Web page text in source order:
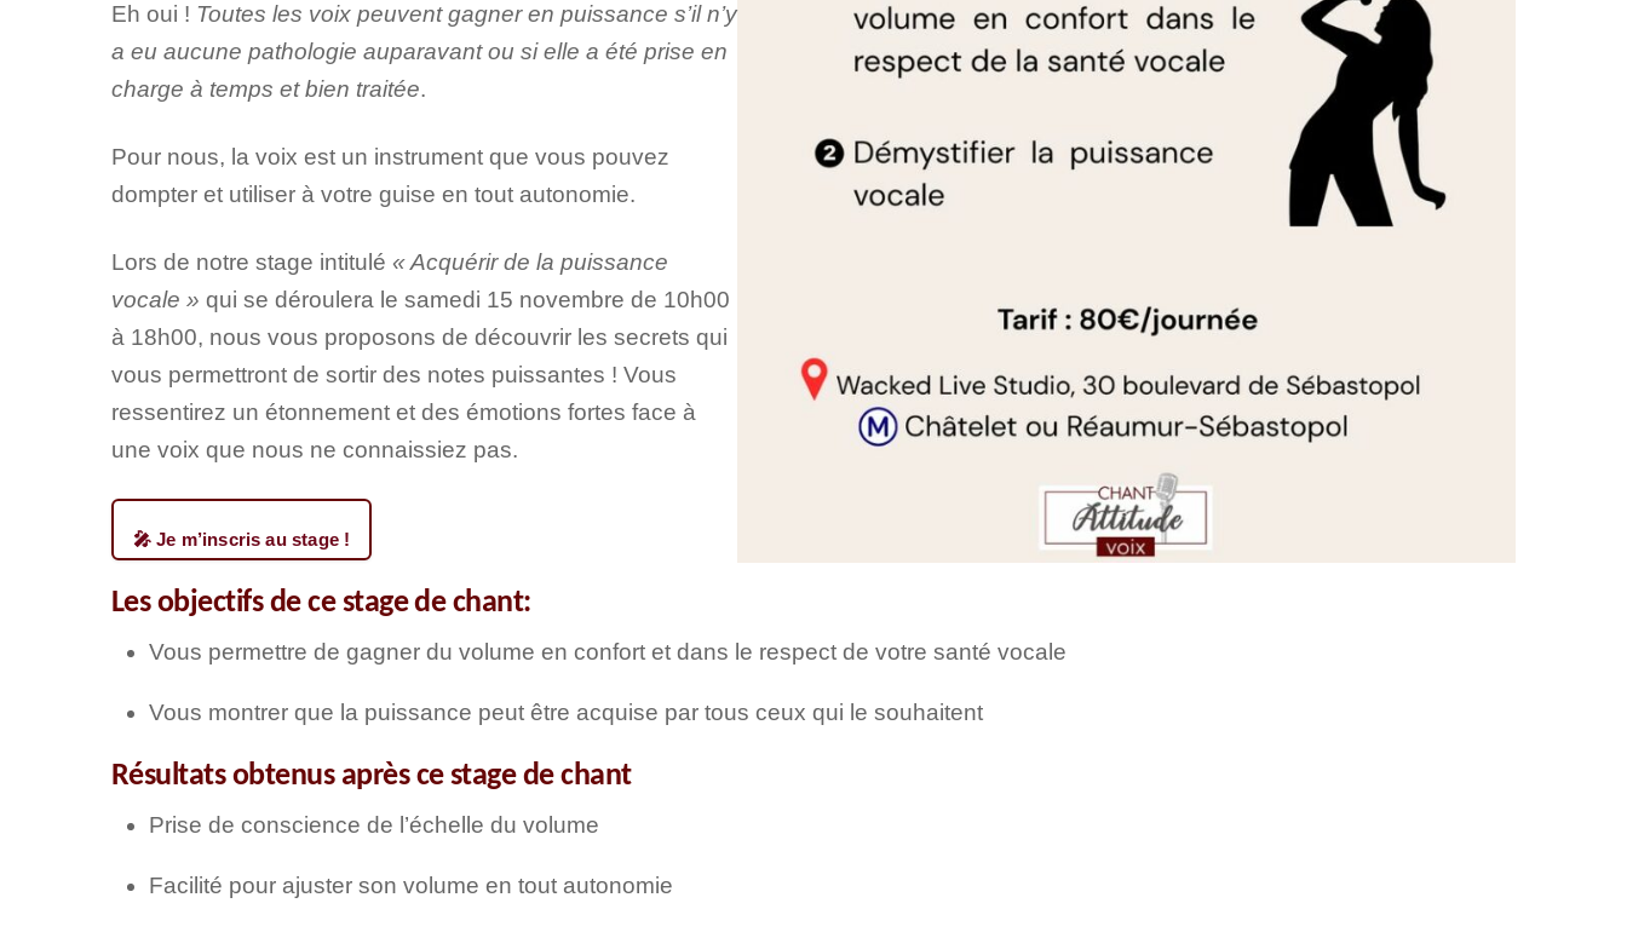
Eh oui ! Toutes les voix peuvent gagner en puissance s’il n’y
a eu aucune pathologie auparavant ou si elle a été prise en
charge à temps et bien traitée.
Pour nous, la voix est un instrument que vous pouvez
dompter et utiliser à votre guise en tout autonomie.
Lors de notre stage intitulé « Acquérir de la puissance
vocale » qui se déroulera le samedi 15 novembre de 10h00
à 18h00, nous vous proposons de découvrir les secrets qui
vous permettront de sortir des notes puissantes ! Vous
ressentirez un étonnement et des émotions fortes face à
une voix que nous ne connaissiez pas.
🎤 Je m’inscris au stage !
Les objectifs de ce stage de chant:
Vous permettre de gagner du volume en confort et dans le respect de votre santé vocale
Vous montrer que la puissance peut être acquise par tous ceux qui le souhaitent
Résultats obtenus après ce stage de chant
Prise de conscience de l’échelle du volume
Facilité pour ajuster son volume en tout autonomie